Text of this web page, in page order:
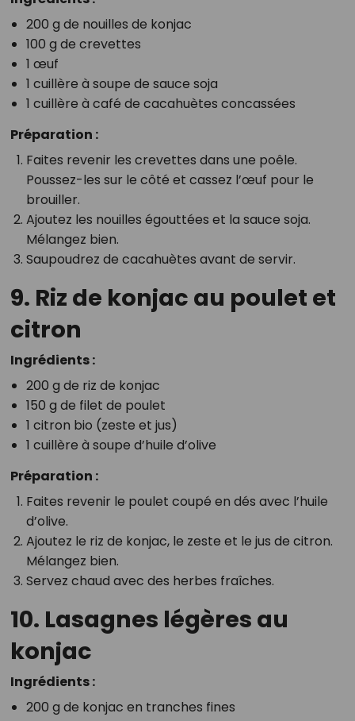
200 g de nouilles de konjac
100 g de crevettes
1 œuf
1 cuillère à soupe de sauce soja
1 cuillère à café de cacahuètes concassées
Préparation :
Faites revenir les crevettes dans une poêle.
Poussez-les sur le côté et cassez l’œuf pour le
brouiller.
Ajoutez les nouilles égouttées et la sauce soja.
Mélangez bien.
Saupoudrez de cacahuètes avant de servir.
9. Riz de konjac au poulet et
citron
Ingrédients :
200 g de riz de konjac
150 g de filet de poulet
1 citron bio (zeste et jus)
1 cuillère à soupe d’huile d’olive
Préparation :
Faites revenir le poulet coupé en dés avec l’huile
d’olive.
Ajoutez le riz de konjac, le zeste et le jus de citron.
Mélangez bien.
Servez chaud avec des herbes fraîches.
10. Lasagnes légères au
konjac
Ingrédients :
200 g de konjac en tranches fines